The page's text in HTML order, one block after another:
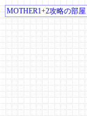
MOTHER1+2攻略の部屋